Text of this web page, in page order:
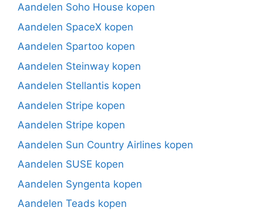
Aandelen Soho House kopen
Aandelen SpaceX kopen
Aandelen Spartoo kopen
Aandelen Steinway kopen
Aandelen Stellantis kopen
Aandelen Stripe kopen
Aandelen Stripe kopen
Aandelen Sun Country Airlines kopen
Aandelen SUSE kopen
Aandelen Syngenta kopen
Aandelen Teads kopen